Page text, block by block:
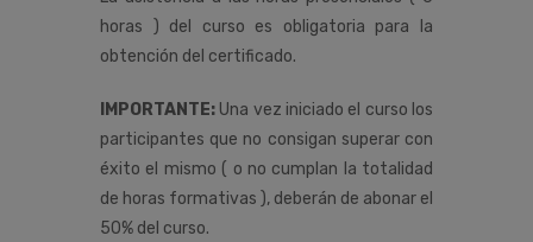
horas ) del curso es obligatoria para la
obtención del certificado.
IMPORTANTE: Una vez iniciado el curso los
participantes que no consigan superar con
éxito el mismo ( o no cumplan la totalidad
de horas formativas ), deberán de abonar el
50% del curso.